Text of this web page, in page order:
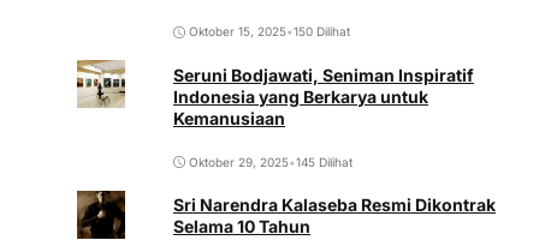
Oktober 15, 2025•150 Dilihat
Seruni Bodjawati, Seniman Inspiratif
Indonesia yang Berkarya untuk
Kemanusiaan
Oktober 29, 2025•145 Dilihat
Sri Narendra Kalaseba Resmi Dikontrak
Selama 10 Tahun